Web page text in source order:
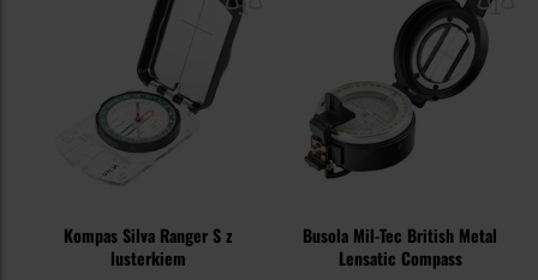
Kompas Silva Ranger S z
lusterkiem
Busola Mil-Tec British Metal
Lensatic Compass